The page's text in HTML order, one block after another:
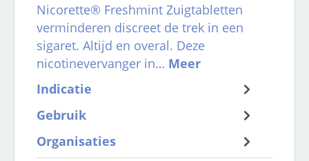
Nicorette® Freshmint Zuigtabletten
verminderen discreet de trek in een
sigaret. Altijd en overal. Deze
nicotinevervanger in… Meer
Indicatie
Gebruik
Organisaties